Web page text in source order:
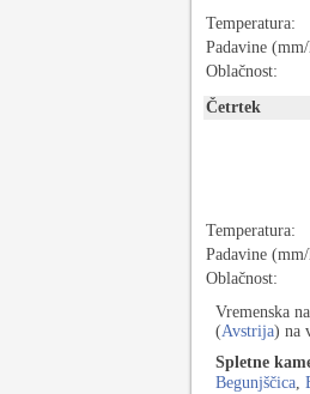
Temperatura:
Padavine
Oblačnost:
Četrtek
Temperatura:
Padavine
Oblačnost:
Vremenska
(Avstrija) na
Spletne
Begunjščica,